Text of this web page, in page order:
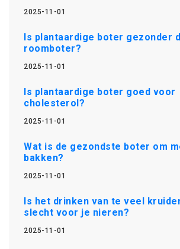
2025-11-01
Is plantaardige boter gezonder
roomboter?
2025-11-01
Is plantaardige boter goed voor
cholesterol?
2025-11-01
Wat is de gezondste boter om
bakken?
2025-11-01
Is het drinken van te veel
slecht voor je nieren?
2025-11-01